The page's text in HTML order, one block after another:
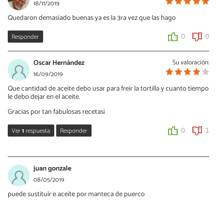
18/11/2019
Quedaron demasiado buenas ya es la 3ra vez que las hago
Responder 0 0
Su valoración:
Oscar Hernández
16/09/2019
Que cantidad de aceite debo usar para freir la tortilla y cuanto tiempo
le debo dejar en el aceite.
Gracias por tan fabulosas recetas¡
Ver1respuesta Responder 0 1
03/02/2020
No se fríen, simplemente apoyas la tortilla en la sartén para que se
tueste. Te recomiendo tener a mano una espátula o algo que te
permita achatar los globos que pueden formarse. De todas
juan gonzale
08/05/2019
puede sustituir e aceite por manteca de puerco